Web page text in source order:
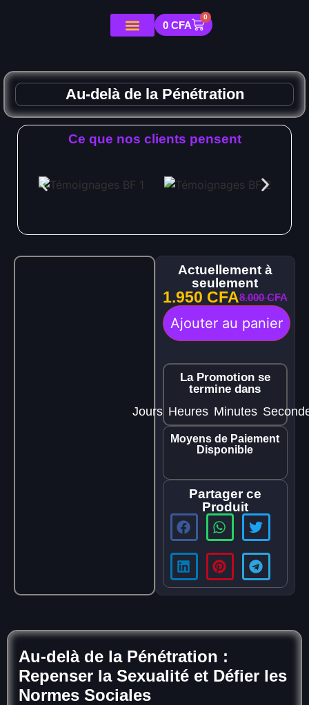
0 CFA
0
Au-delà de la Pénétration
Ce que nos clients pensent
Actuellement à
seulement
1.950 CFA8.000CFA
Ajouter au panier
La Promotion se
termine dans
Jours Heures Minutes
Moyens de Paiement
Disponible
Partager ce
Produit
Au-delà de la Pénétration :
Repenser la Sexualité et Défier les
Normes Sociales